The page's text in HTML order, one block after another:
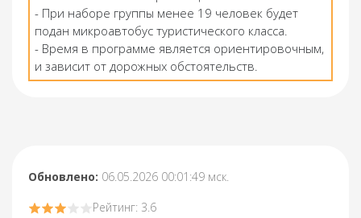
- При наборе группы менее 19 человек будет
подан микроавтобус туристического класса.
- Время в программе является ориентировочным,
и зависит от дорожных обстоятельств.
Обновлено: 06.05.2026 00:01:49 мск.
Рейтинг: 3.6